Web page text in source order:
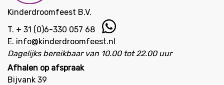
Kinderdroomfeest B.V.
T. + 31 (0)6-330 057 68
E. info@kinderdroomfeest.nl
Dagelijks bereikbaar van 10.00 tot 22.00 uur
Afhalen op afspraak
Bijvank 39